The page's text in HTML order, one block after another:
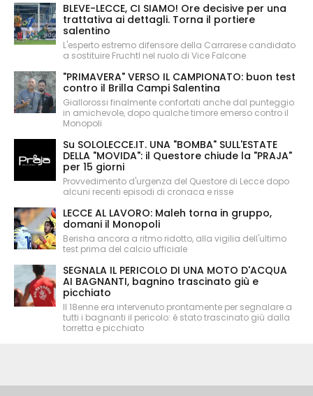
BLEVE-LECCE, CI SIAMO! Ore decisive per una
trattativa ai dettagli. Torna il portiere
salentino
L'esperto estremo difensore della Carrarese candidato
a sostituire Fruchtl nel ruolo di Vice Falcone
"PRIMAVERA" VERSO IL CAMPIONATO: buon test
contro il Brilla Campi Salentina
Giallorossi finalmente confortati anche dal punteggio
in amichevole, dopo qualche timore emerso contro il
Monopoli
Su SOLOLECCE.IT. UNA "BOMBA" SULL'ESTATE
DELLA "MOVIDA": il Questore chiude la "PRAJA"
per 15 giorni
Provvedimento d'urgenza del Questore di Lecce dopo
alcuni recenti episodi di cronaca e risse
LECCE AL LAVORO: Maleh torna in gruppo,
domani il Monopoli
Berisha ancora a ritmo ridotto, alla vigilia dell'ultimo
test prima del calcio ufficiale
SEGNALA IL PERICOLO DI UNA MOTO D'ACQUA
AI BAGNANTI, bagnino trascinato giù e
picchiato
Il 18enne era intervenuto prontamente per segnalare a
tutti i bagnanti il pericolo: è stato trascinato giù dalla
torretta e picchiato